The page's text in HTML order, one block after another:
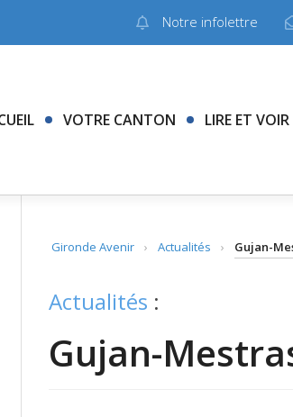
Notre infolettre
VOTRE CANTON LIRE ET VOIR
Gironde Avenir › Actualités › Gujan-
Actualités :
Gujan-